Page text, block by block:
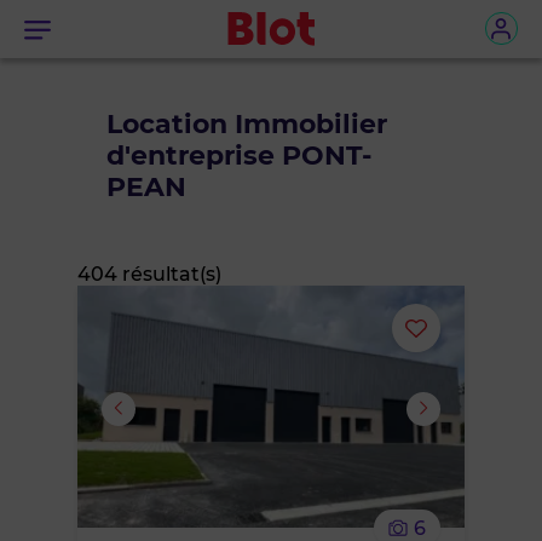
Menu
Location Immobilier
d'entreprise PONT-
PEAN
404 résultat(s)
Ajouter
ou
supprimer
le
6